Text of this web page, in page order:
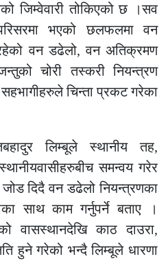
जिम्वेवारी तोकिएको छ ।सव
भएको छलफलमा वन
वन डढेलो, वन अतिक्रमण
चोरी तस्करी नियन्त्रण
चिन्ता प्रकट गरेका
लिम्बूले स्थानीय तह,
समन्वय गरेर
दिदै वन डढेलो नियन्त्रणका
साथ काम गर्नुपर्ने बताए ।
वासस्थानदेखि काठ दाउरा,
हुने गरेको भन्दै लिम्बूले धारणा